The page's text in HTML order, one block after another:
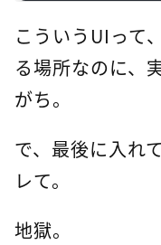
こういうUIって
る場所なのに、
がち。
で、最後に入れ
レて。
地獄。